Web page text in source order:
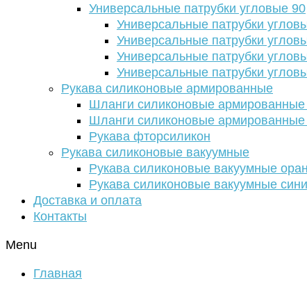
Универсальные патрубки угловые 90
Универсальные патрубки
Универсальные патрубки
Универсальные патрубки
Универсальные патрубки
Рукава силиконовые армированные
Шланги силиконовые
Шланги силиконовые армированные
Рукава фторсиликон
Рукава силиконовые вакуумные
Рукава силиконовые вакуумные
Рукава силиконовые вакуумные
Доставка и оплата
Контакты
Menu
Главная